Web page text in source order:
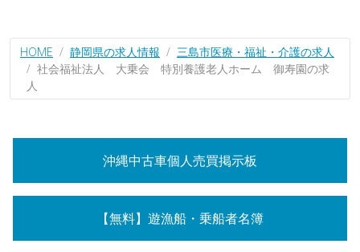
HOME 静岡県の求人情報
三島市医療・福祉・介護の求人
社会福祉法人 大乗会 特別養護老人ホーム 御寿園の求
人
沖縄中古車個人売買掲示板
【無料】遊漁船・乗船者名簿